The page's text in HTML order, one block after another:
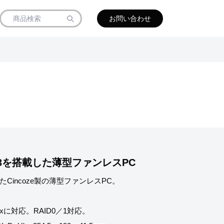
お問い合わせ
搭載した薄型ファンレスPC
Cincoze製の薄型ファンレスPC。
対応。RAID0／1対応。